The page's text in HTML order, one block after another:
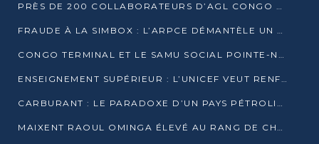
PRÈS DE 200 COLLABORATEURS D’AGL CONGO EN FORMATION JUSQU’EN JUILLET
FRAUDE À LA SIMBOX : L’ARPCE DÉMANTÈLE UN RÉSEAU UTILISANT DES CARTES SIM OUGANDAISES
CONGO TERMINAL ET LE SAMU SOCIAL POINTE-NOIRE RENOUVELLENT LEUR PARTENARIAT EN FAVEUR DES JEUNES VULNÉRABLES
ENSEIGNEMENT SUPÉRIEUR : L’UNICEF VEUT RENFORCER LA RECHERCHE SUR LES QUESTIONS DE L’ENFANCE
CARBURANT : LE PARADOXE D’UN PAYS PÉTROLIER CONFRONTÉ À DES PÉNURIES RÉCURRENTES
MAIXENT RAOUL OMINGA ÉLEVÉ AU RANG DE CHEVALIER DE L’ORDRE DE L’AMITIÉ ENTRE LA RUSSIE ET LE CONGO